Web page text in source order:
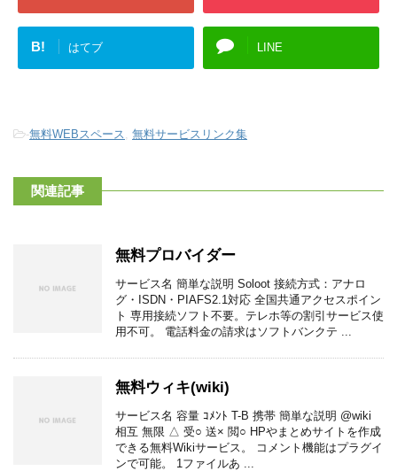
B! はてブ LINE
-無料WEBスペース 無料サービスリンク集
関連記事
無料プロバイダー
サービス名 簡単な説明 Soloot 接続方式：アナロ
グ・ISDN・PIAFS2.1対応 全国共通アクセスポイン
ト 専用接続ソフト不要。テレホ等の割引サービス使
用不可。 電話料金の請求はソフトバンクテ ...
無料ウィキ(wiki)
サービス名 容量 ｺﾒﾝﾄ T-B 携帯 簡単な説明 @wiki
相互 無限 △ 受○ 送× 閲○ HPやまとめサイトを作成
できる無料Wikiサービス。 コメント機能はプラグイ
ンで可能。 1ファイルあ ...